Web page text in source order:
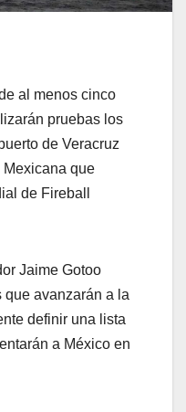
al menos cinco
pruebas los
de Veracruz
que
de Fireball
Jaime Gotoo
avanzarán a la
definir una lista
a México en